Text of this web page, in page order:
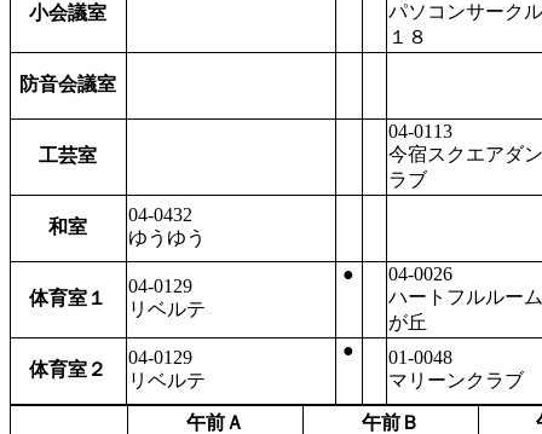
小会議室
パソコンサーク
１８
防音会議室
工芸室
04-0113
今宿スクエアダ
ラブ
和室
04-0432
ゆうゆう
体育室１
04-0129
リベルテ
●
04-0026
ハートフルルー
が丘
体育室２
04-0129
リベルテ
●
01-0048
マリーンクラブ
午前Ａ 午前Ｂ